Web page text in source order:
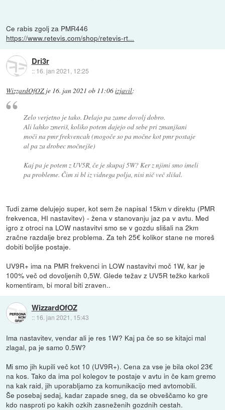
Ce rabis zgolj za PMR446
https://www.retevis.com/shop/retevis-rt...
Dri3r
:: 16. jan 2021, 12:25
WizzardOfOZ je 16. jan 2021 ob 11:06izjavil:
Zelo verjetno je tako. Delajo pa zame dovolj dobro.
Ali lahko zmeriš, koliko potem dajejo od sebe pri zmanjšani
moči na pmr frekvencah (mogoče so pa močne kot pmr postaje
al pa za drobec močnejše)
Kaj pa je potem z UV5R, če je skupaj 5W? Ker z njimi smo imeli
pa probleme. Čim si bl iz vidnega polja, nisi nič več slišal.
Tudi zame delujejo super, kot sem že napisal 15km v direktu (PMR
frekvenca, HI nastavitev) - žena v stanovanju jaz pa v avtu. Med
igro z otroci na LOW nastavitvi smo se v gozdu slišali na 2km
zračne razdalje brez problema. Za teh 25€ kolikor stane ne moreš
dobiti boljše postaje.
UV9R+ ima na PMR frekvenci in LOW nastavitvi moč 1W, kar je
100% več od dovoljenih 0,5W. Glede težav z UV5R težko karkoli
komentiram, bi moral biti zraven..
WizzardOfOZ
:: 16. jan 2021, 15:43
Ima nastavitev, vendar ali je res 1W? Kaj pa če so se kitajci mal
zlagal, pa je samo 0.5W?
Mi smo jih kupili več kot 10 (UV9R+). Cena za vse je bila okol 23€
na kos. Tako da ima pol kolegov te postaje v avtu in če kam gremo
na kak raid, jih uporabljamo za komunikacijo med avtomobili.
Še posebaj sedaj, kadar zapade sneg, da se obveščamo ko gre
kdo nasproti po kakih ozkih zasneženih gozdnih cestah.